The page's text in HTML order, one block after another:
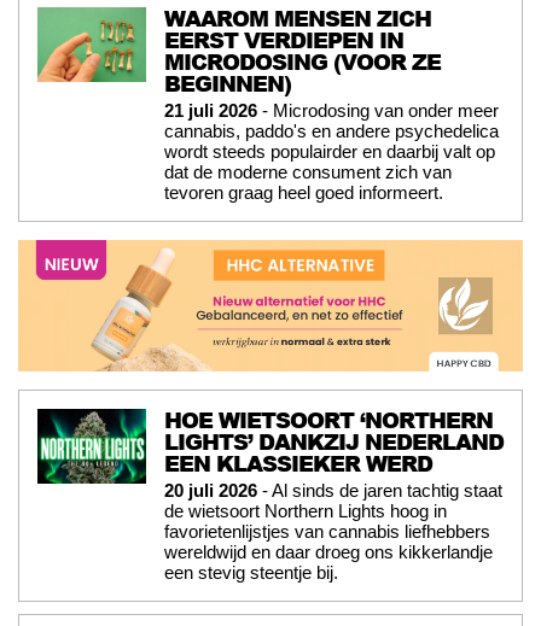
WAAROM MENSEN ZICH
EERST VERDIEPEN IN
MICRODOSING (VOOR ZE
BEGINNEN)
21 juli 2026 - Microdosing van onder meer
cannabis, paddo's en andere psychedelica
wordt steeds populairder en daarbij valt op
dat de moderne consument zich van
tevoren graag heel goed informeert.
HOE WIETSOORT ‘NORTHERN
LIGHTS’ DANKZIJ NEDERLAND
EEN KLASSIEKER WERD
20 juli 2026 - Al sinds de jaren tachtig staat
de wietsoort Northern Lights hoog in
favorietenlijstjes van cannabis liefhebbers
wereldwijd en daar droeg ons kikkerlandje
een stevig steentje bij.